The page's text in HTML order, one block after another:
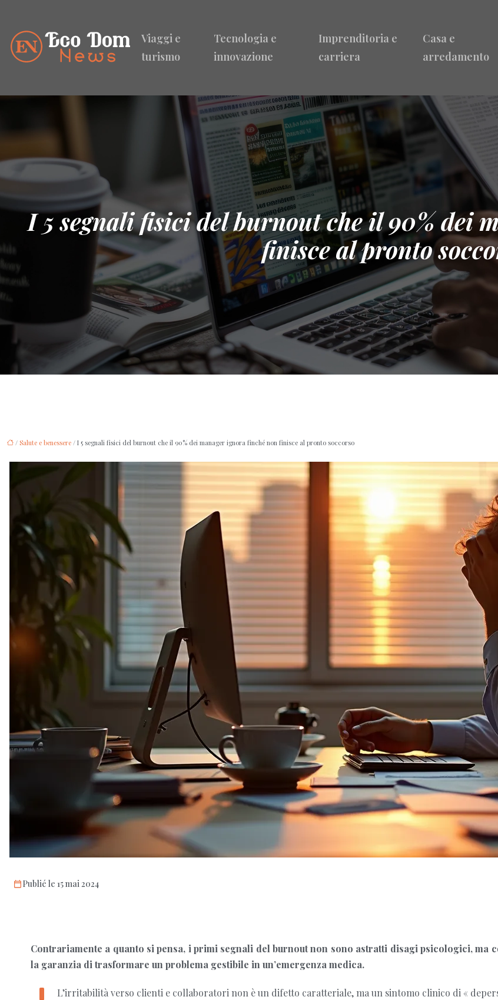
Viaggi e
turismo
Tecnologia e
innovazione
Imprenditoria e
carriera
Casa e
arredamento
I 5 segnali fisici del burnout che il 90% dei
finisce al pronto
/ Salute e benessere / I 5 segnali fisici del burnout che il 90% dei manager ignora finché non finisce al pronto soccorso
Publié le 15 mai 2024
Contrariamente a quanto si pensa, i primi segnali del burnout non sono astratti disagi psicologici,
la garanzia di trasformare un problema gestibile in un’emergenza medica.
L’irritabilità verso clienti e collaboratori non è un difetto caratteriale, ma un sintomo clinico di «